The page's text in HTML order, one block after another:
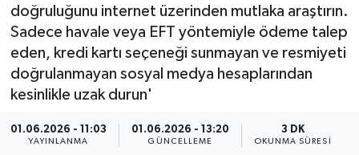
doğruluğunu internet üzerinden mutlaka araştırın.
Sadece havale veya EFT yöntemiyle ödeme talep
eden, kredi kartı seçeneği sunmayan ve resmiyeti
doğrulanmayan sosyal medya hesaplarından
kesinlikle uzak durun'
01.06.2026 - 11:03
YAYINLANMA
01.06.2026 - 13:20
GÜNCELLEME
3 DK
OKUNMA SÜRESI